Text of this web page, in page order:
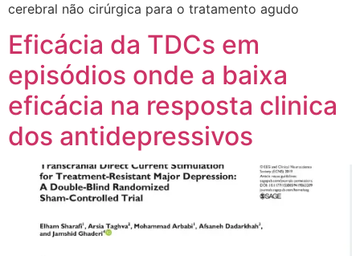
cerebral não cirúrgica para o tratamento agudo
Eficácia da TDCs em
episódios onde a baixa
eficácia na resposta clinica
dos antidepressivos